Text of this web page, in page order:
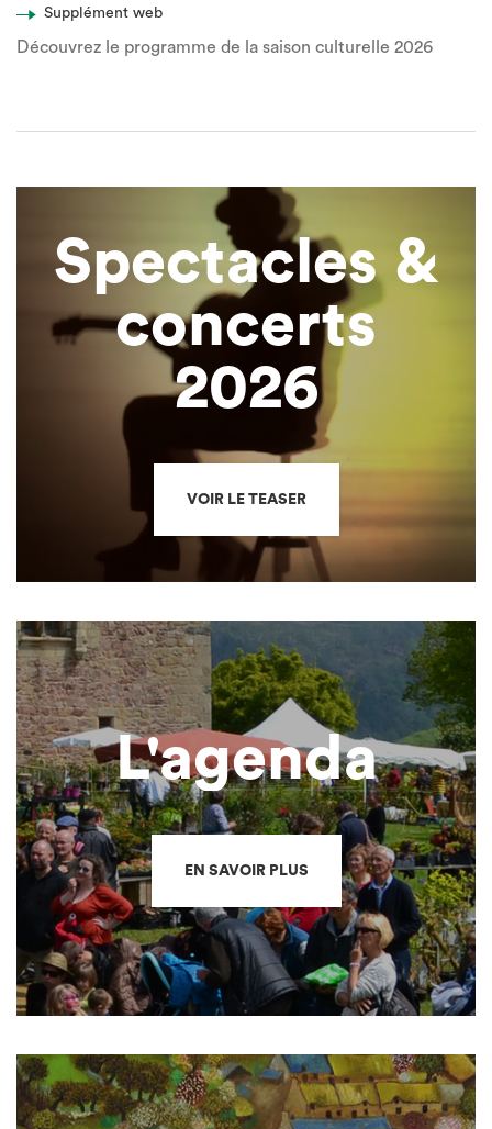
Découvrez le programme de la saison culturelle 2026
Supplément web
Spectacles &
concerts
2026
VOIR LE TEASER
L'agenda
EN SAVOIR PLUS